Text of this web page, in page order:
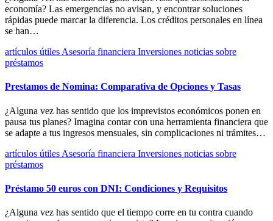
economía? Las emergencias no avisan, y encontrar soluciones
rápidas puede marcar la diferencia. Los créditos personales en línea
se han…
artículos útiles Asesoría financiera Inversiones noticias sobre
préstamos
Prestamos de Nomina: Comparativa de Opciones y Tasas
¿Alguna vez has sentido que los imprevistos económicos ponen en
pausa tus planes? Imagina contar con una herramienta financiera que
se adapte a tus ingresos mensuales, sin complicaciones ni trámites…
artículos útiles Asesoría financiera Inversiones noticias sobre
préstamos
Préstamo 50 euros con DNI: Condiciones y Requisitos
¿Alguna vez has sentido que el tiempo corre en tu contra cuando